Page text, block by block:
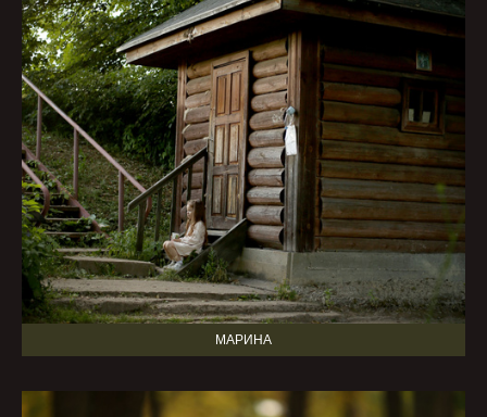
МАРИНА